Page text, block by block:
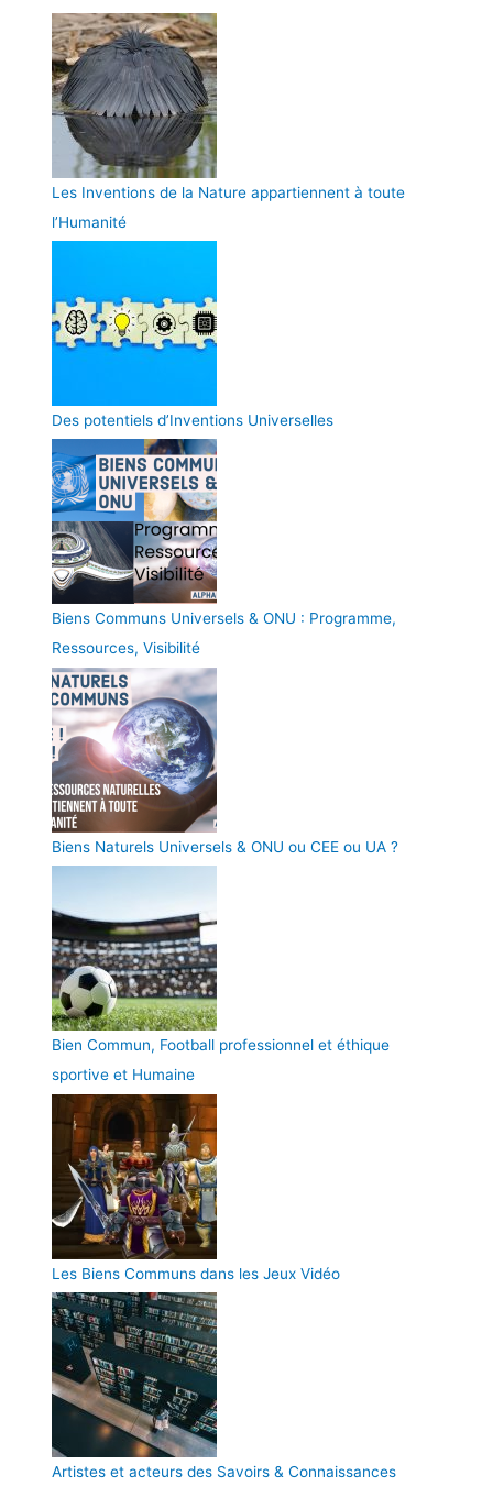
Les Inventions de la Nature appartiennent à toute
l’Humanité
Des potentiels d’Inventions Universelles
Biens Communs Universels & ONU : Programme,
Ressources, Visibilité
Biens Naturels Universels & ONU ou CEE ou UA ?
Bien Commun, Football professionnel et éthique
sportive et Humaine
Les Biens Communs dans les Jeux Vidéo
Artistes et acteurs des Savoirs & Connaissances